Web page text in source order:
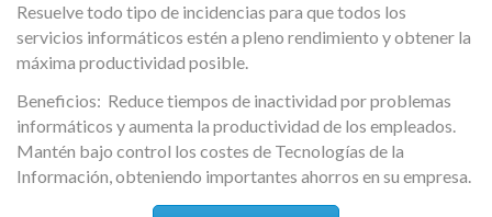
Resuelve todo tipo de incidencias para que todos los
servicios informáticos estén a pleno rendimiento y obtener la
máxima productividad posible.
Beneficios: Reduce tiempos de inactividad por problemas
informáticos y aumenta la productividad de los empleados.
Mantén bajo control los costes de Tecnologías de la
Información, obteniendo importantes ahorros en su empresa.